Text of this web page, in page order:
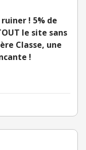
! 5% de
le site sans
Classe, une
!